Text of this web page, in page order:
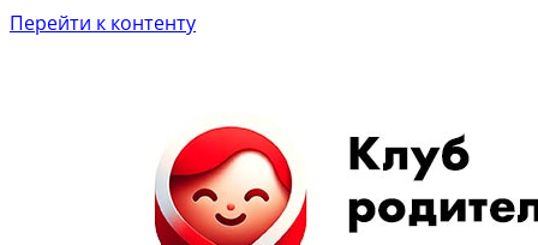
Перейти к контенту